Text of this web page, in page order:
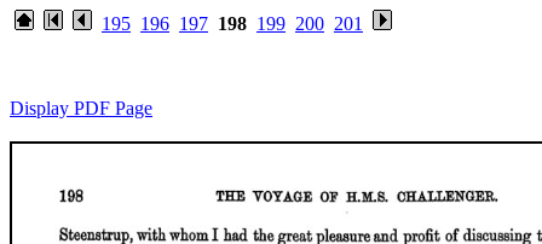
195 196 197 198 199 200 201
Display PDF Page